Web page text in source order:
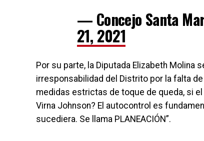
— Concejo Santa
21, 2021
Por su parte, la Diputada Elizabeth Molina
irresponsabilidad del Distrito por la falta de
medidas estrictas de toque de queda, si
Virna Johnson? El autocontrol es
sucediera. Se llama PLANEACIÓN”.